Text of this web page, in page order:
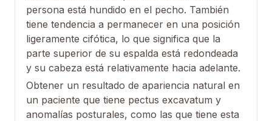
persona está hundido en el pecho. También
tiene tendencia a permanecer en una posición
ligeramente cifótica, lo que significa que la
parte superior de su espalda está redondeada
y su cabeza está relativamente hacia adelante.
Obtener un resultado de apariencia natural en
un paciente que tiene pectus excavatum y
anomalías posturales, como las que tiene esta